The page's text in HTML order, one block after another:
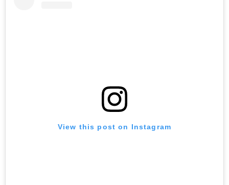
View this post on Instagram